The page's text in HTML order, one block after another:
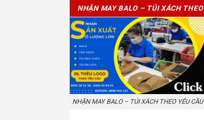
NHẬN MAY BALO – TÚI XÁCH THEO
YÊU CẦU
NHẬN MAY BALO – TÚI XÁCH THEO YÊU CẦU